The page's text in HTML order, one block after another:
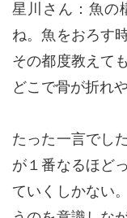
星川さん：魚の
ね。魚をおろす
その都度教えて
どこで骨が折れ
たった一言でし
が１番なるほど
ていくしかない